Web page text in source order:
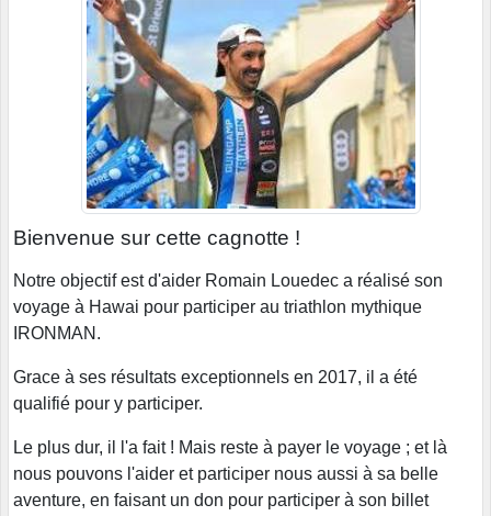
Bienvenue sur cette cagnotte !
Notre objectif est d'aider Romain Louedec a réalisé son
voyage à Hawai pour participer au triathlon mythique
IRONMAN.
Grace à ses résultats exceptionnels en 2017, il a été
qualifié pour y participer.
Le plus dur, il l'a fait ! Mais reste à payer le voyage ; et là
nous pouvons l'aider et participer nous aussi à sa belle
aventure, en faisant un don pour participer à son billet